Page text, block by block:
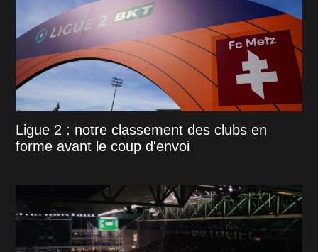
Ligue 2 : notre classement des clubs en
forme avant le coup d'envoi